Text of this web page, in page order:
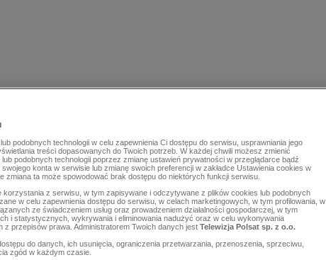
podobnych technologii w celu zapewnienia Ci dostępu do serwisu, usprawniania jego
treści dopasowanych do Twoich potrzeb. W każdej chwili możesz zmienić
podobnych technologii poprzez zmianę ustawień prywatności w przeglądarce bądź
konta w serwisie lub zmianę swoich preferencji w zakładce Ustawienia cookies w
zmiana ta może spowodować brak dostępu do niektórych funkcji serwisu.
korzystania z serwisu, w tym zapisywane i odczytywane z plików cookies lub podobnych
w celu zapewnienia dostępu do serwisu, w celach marketingowych, w tym profilowania, w
ze świadczeniem usług oraz prowadzeniem działalności gospodarczej, w tym
i statystycznych, wykrywania i eliminowania nadużyć oraz w celu wykonywania
z przepisów prawa. Administratorem Twoich danych jest Telewizja Polsat sp. z o.o.
do danych, ich usunięcia, ograniczenia przetwarzania, przenoszenia, sprzeciwu,
zgód w każdym czasie.